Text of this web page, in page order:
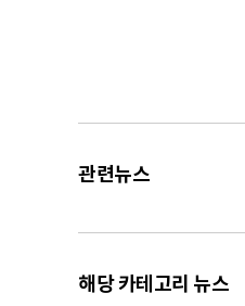
관련뉴스
해당 카테고리 뉴스